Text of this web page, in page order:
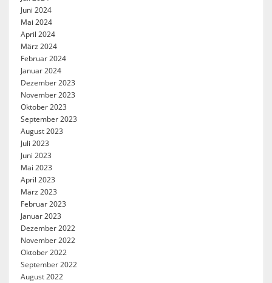
Juni 2024
Mai 2024
April 2024
März 2024
Februar 2024
Januar 2024
Dezember 2023
November 2023
Oktober 2023
September 2023
August 2023
Juli 2023
Juni 2023
Mai 2023
April 2023
März 2023
Februar 2023
Januar 2023
Dezember 2022
November 2022
Oktober 2022
September 2022
August 2022